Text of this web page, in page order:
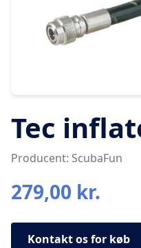
Tec
Producent: ScubaFun
279,00 kr.
Kontakt os for køb